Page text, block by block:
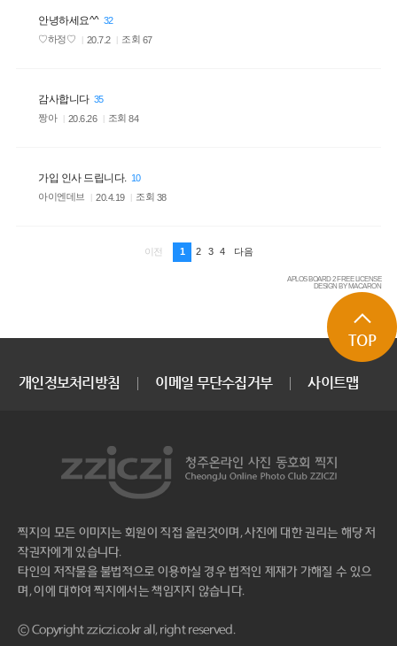
안녕하세요^^ 32
♡하정♡
20.7.2 조회 67
감사합니다 35
짱아
20.6.26 조회84
가입 인사 드립니다. 10
아이엔데브
20.4.19 조회 38
이전 1 2 3 4 다음
APLOS BOARD 2 FREE LICENSE
DESIGN BY MACARON
TOP
개인정보처리방침 이메일 무단수집거부 사이트맵
찍지의 모든 이미지는 회원이 직접 올린것이며, 사진에 대한 권리는 해당 저
작권자에게 있습니다.
타인의 저작물을 불법적으로 이용하실 경우 법적인 제재가 가해질 수 있으
며, 이에 대하여 찍지에서는 책임지지 않습니다.
ⓒ Copyright zziczi.co.kr all, right reserved.